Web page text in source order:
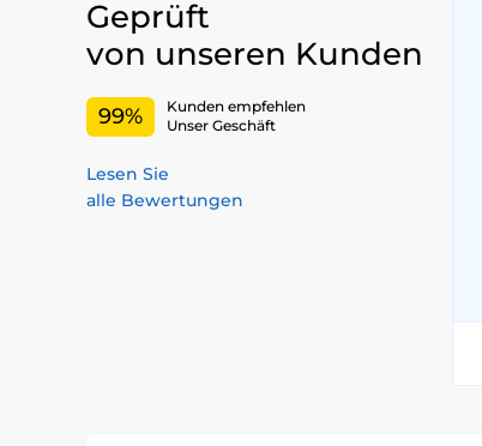
Geprüft
von unseren Kunden
99%
Kunden empfehlen
Unser Geschäft
Lesen Sie
alle Bewertungen